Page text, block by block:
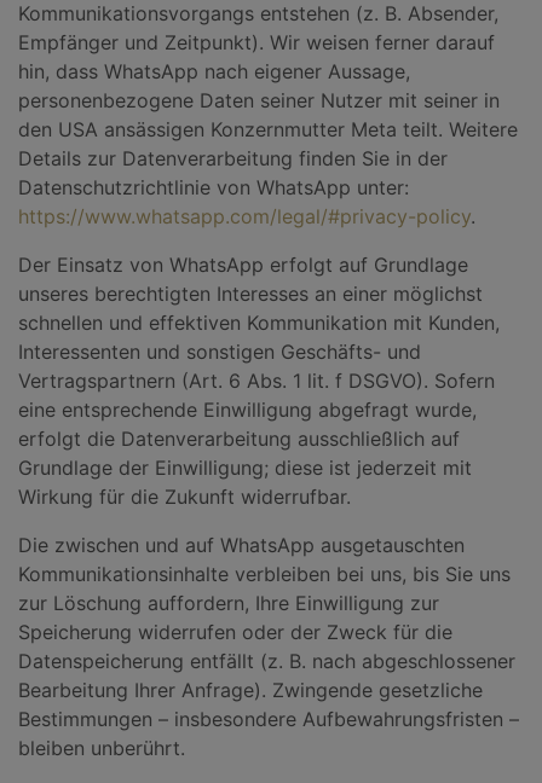
Kommunikationsvorgangs entstehen (z. B. Absender,
Empfänger und Zeitpunkt). Wir weisen ferner darauf
hin, dass WhatsApp nach eigener Aussage,
personenbezogene Daten seiner Nutzer mit seiner in
den USA ansässigen Konzernmutter Meta teilt. Weitere
Details zur Datenverarbeitung finden Sie in der
Datenschutzrichtlinie von WhatsApp unter:
https://www.whatsapp.com/legal/#privacy-policy.
Der Einsatz von WhatsApp erfolgt auf Grundlage
unseres berechtigten Interesses an einer möglichst
schnellen und effektiven Kommunikation mit Kunden,
Interessenten und sonstigen Geschäfts- und
Vertragspartnern (Art. 6 Abs. 1 lit. f DSGVO). Sofern
eine entsprechende Einwilligung abgefragt wurde,
erfolgt die Datenverarbeitung ausschließlich auf
Grundlage der Einwilligung; diese ist jederzeit mit
Wirkung für die Zukunft widerrufbar.
Die zwischen und auf WhatsApp ausgetauschten
Kommunikationsinhalte verbleiben bei uns, bis Sie uns
zur Löschung auffordern, Ihre Einwilligung zur
Speicherung widerrufen oder der Zweck für die
Datenspeicherung entfällt (z. B. nach abgeschlossener
Bearbeitung Ihrer Anfrage). Zwingende gesetzliche
Bestimmungen – insbesondere Aufbewahrungsfristen –
bleiben unberührt.